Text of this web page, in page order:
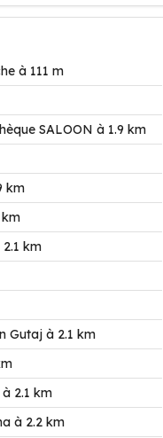
à 111 m
SALOON à 1.9 km
km
km
Gutaj à 2.1 km
2.1 km
à 2.2 km